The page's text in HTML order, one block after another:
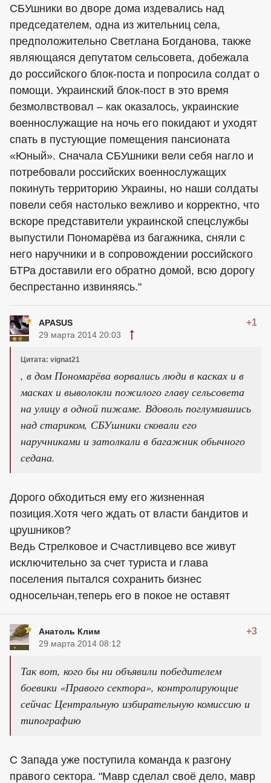
СБУшники во дворе дома издевались над
председателем, одна из жительниц села,
предположительно Светлана Богданова, также
являющаяся депутатом сельсовета, добежала
до российского блок-поста и попросила солдат о
помощи. Украинский блок-пост в это время
безмолвствовал – как оказалось, украинские
военнослужащие на ночь его покидают и уходят
спать в пустующие помещения пансионата
«Юный». Сначала СБУшники вели себя нагло и
потребовали российских военнослужащих
покинуть территорию Украины, но наши солдаты
повели себя настолько вежливо и корректно, что
вскоре представители украинской спецслужбы
выпустили Пономарёва из багажника, сняли с
него наручники и в сопровождении российского
БТРа доставили его обратно домой, всю дорогу
беспрестанно извиняясь."
APASUS +1
29 марта 2014 20:03
Цитата: vignat21
, в дом Пономарёва ворвались люди в касках и в
масках и выволокли пожилого главу сельсовета
на улицу в одной пижаме. Вдоволь поглумившись
над стариком, СБУшники сковали его
наручниками и затолкали в багажник обычного
седана.
Дорого обходиться ему его жизненная
позиция.Хотя чего ждать от власти бандитов и
црушников?
Ведь Стрелковое и Счастливцево все живут
исключительно за счет туриста и глава
поселения пытался сохранить бизнес
односельчан,теперь его в покое не оставят
Анатоль Клим +3
29 марта 2014 08:12
Так вот, кого бы ни объявили победителем
боевики «Правого сектора», контролирующие
сейчас Центральную избирательную комиссию и
типографию
С Запада уже поступила команда к разгону
правого сектора. "Мавр сделал своё дело, мавр